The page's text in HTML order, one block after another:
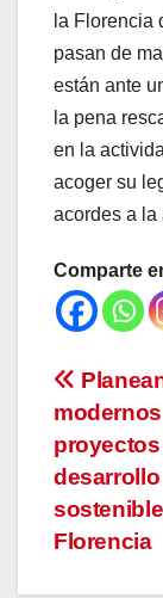
la Florencia
pasan de
están ante
la pena
en la
acoger su
acordes a la
Comparte
de
modernos
proyectos
desarrollo
Florencia